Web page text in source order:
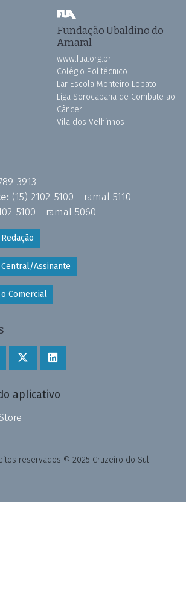
Fundação Ubaldino do
Amaral
www.fua.org.br
Colégio Politécnico
Lar Escola Monteiro Lobato
Liga Sorocabana de Combate ao
Câncer
Vila dos Velhinhos
3913
(15) 2102-5100 - ramal 5110
5100 - ramal 5060
Assinante
Comercial
aplicativo
reservados © 2025 Cruzeiro do Sul